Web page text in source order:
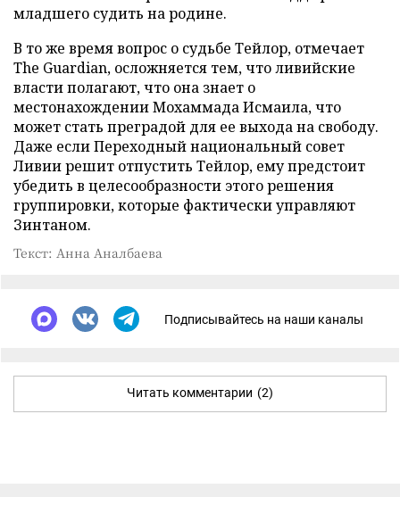
младшего судить на родине.
В то же время вопрос о судьбе Тейлор, отмечает
The Guardian, осложняется тем, что ливийские
власти полагают, что она знает о
местонахождении Мохаммада Исмаила, что
может стать преградой для ее выхода на свободу.
Даже если Переходный национальный совет
Ливии решит отпустить Тейлор, ему предстоит
убедить в целесообразности этого решения
группировки, которые фактически управляют
Зинтаном.
Текст: Анна Аналбаева
Подписывайтесь на наши каналы
Читать комментарии (2)